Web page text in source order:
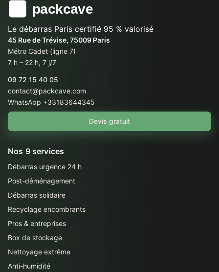
Le débarras Paris certifié 95 % valorisé
45 Rue de Trévise, 75009 Paris
Métro Cadet (ligne 7)
7 h – 22 h, 7 j/7
09 72 15 40 05
contact@packcave.com
WhatsApp +33183644345
Devis gratuit
Nos 9 services
Débarras urgence 24 h
Post-déménagement
Débarras solidaire
Recyclage encombrants
Pros & entreprises
Box de stockage
Nettoyage extrême
Anti-humidité